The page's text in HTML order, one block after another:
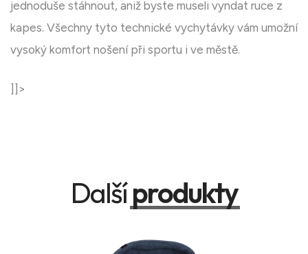
jednoduše stáhnout, aniž byste museli vyndat ruce z
kapes. Všechny tyto technické vychytávky vám umožní
vysoký komfort nošení při sportu i ve městě.
]]>
Dalšíprodukty